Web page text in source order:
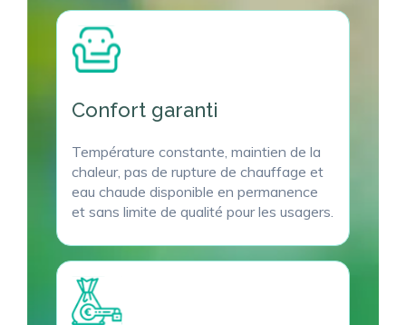
Confort garanti
Température constante, maintien de la
chaleur, pas de rupture de chauffage et
eau chaude disponible en permanence
et sans limite de qualité pour les usagers.